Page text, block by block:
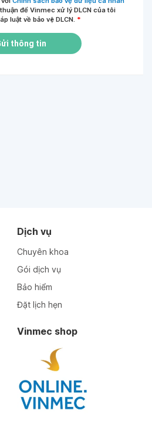
để Vinmec xử lý DLCN của tôi
luật về bảo vệ DLCN. *
thông tin
Dịch vụ
Chuyên khoa
Gói dịch vụ
Bảo hiểm
Đặt lịch hẹn
Vinmec shop